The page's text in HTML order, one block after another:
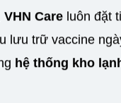
VHN Care luôn đặt
lưu trữ vaccine
hệ thống kho